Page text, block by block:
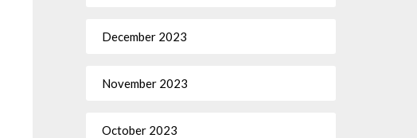
December 2023
November 2023
October 2023